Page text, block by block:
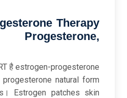
Therapy
Progesterone,
है estrogen-progesterone
natural form
Estrogen patches skin